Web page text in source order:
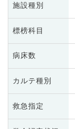
施設種別
標榜科目
病床数
カルテ種別
救急指定